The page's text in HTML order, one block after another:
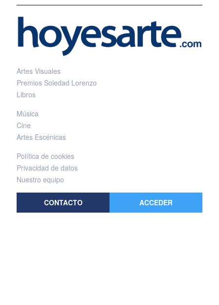
Artes Visuales
Premios Soledad Lorenzo
Libros
Música
Cine
Artes Escénicas
Política de cookies
Privacidad de datos
Nuestro equipo
CONTACTO ACCEDER